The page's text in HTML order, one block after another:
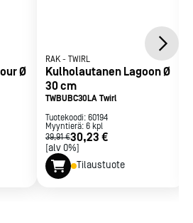
Ø
RAK - TWIRL
Kulholautanen Lagoon Ø
30 cm
TWBUBC30LA Twirl
Tuotekoodi: 60194
Myyntierä: 6 kpl
39,91 €30,23 €
[alv 0%]
Tilaustuote